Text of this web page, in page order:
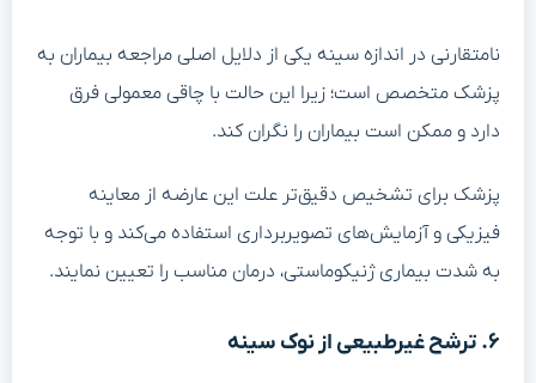
نامتقارنی در اندازه سینه یکی از دلایل اصلی مراجعه بیماران به
پزشک متخصص است؛ زیرا این حالت با چاقی معمولی فرق
دارد و ممکن است بیماران را نگران کند.
پزشک برای تشخیص دقیق‌تر علت این عارضه از معاینه
فیزیکی و آزمایش‌های تصویربرداری استفاده می‌کند و با توجه
به ‌شدت بیماری ژنیکوماستی، درمان مناسب را تعیین نمایند.
۶. ترشح غیرطبیعی از نوک سینه